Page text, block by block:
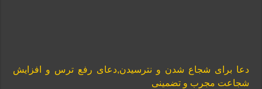
دعا برای شجاع شدن و نترسیدن,دعای رفع ترس و افزایش
شجاعت مجرب و تضمینی